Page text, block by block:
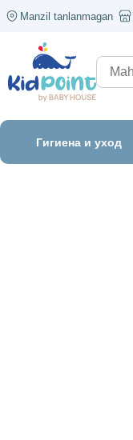
Manzil tanlanmagan
Гигиена и уход